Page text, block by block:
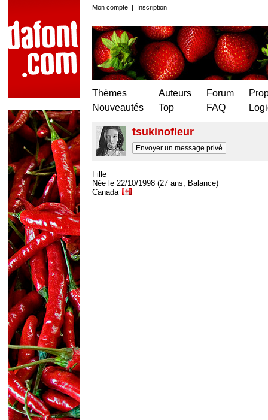
Mon compte | Inscription
Thèmes
Nouveautés
Auteurs
Top
Forum
FAQ
tsukinofleur
Envoyer un message privé
Fille
Née le 22/10/1998 (27 ans, Balance)
Canada